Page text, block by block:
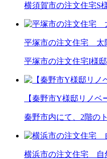
横須賀市の注文住宅S
平塚市の注文住宅 太
平塚市の注文住宅I様
【秦野市Y様邸リノベ
秦野市内にて、2階の
横浜市の注文住宅 自